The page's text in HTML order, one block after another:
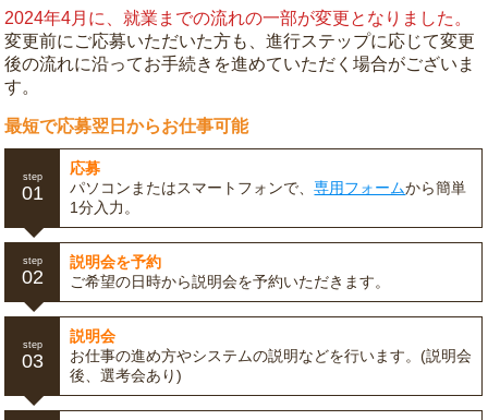
2024年4月に、就業までの流れの一部が変更となりました。
変更前にご応募いただいた方も、進行ステップに応じて変更
後の流れに沿ってお手続きを進めていただく場合がございま
す。
最短で応募翌日からお仕事可能
step
01
応募
パソコンまたはスマートフォンで、専用フォームから簡単
1分入力。
step
02
説明会を予約
ご希望の日時から説明会を予約いただきます。
step
03
説明会
お仕事の進め方やシステムの説明などを行います。(説明会
後、選考会あり)